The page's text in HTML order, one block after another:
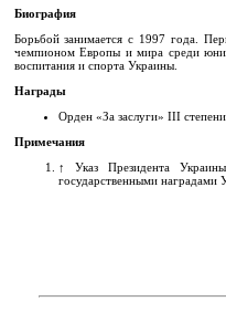
Биография
Борьбой занимается с 1997 года.
чемпионом Европы и мира среди
воспитания и спорта Украины.
Награды
Орден «За заслуги» ІІІ степени
Примечания
↑
Указ Президента
государственными наградами